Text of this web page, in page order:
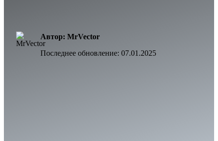
Автор: MrVector
Последнее обновление: 07.01.2025